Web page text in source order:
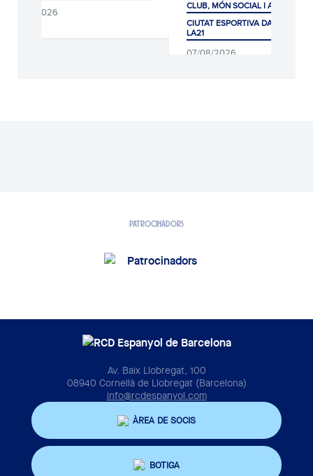
07/08/2026
CLUB, MÓN SOCIAL I AFICIÓ
CIUTAT ESPORTIVA DANI
LA21
07/08/2026
PATROCINADORS
Av. Baix Llobregat, 100
08940 Cornellà de Llobregat (Barcelona)
info@rcdespanyol.com
ÀREA DE SOCIS
BOTIGA